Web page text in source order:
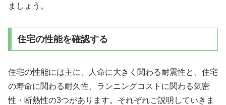
ましょう。
住宅の性能を確認する
住宅の性能には主に、人命に大きく関わる耐震性と、住宅
の寿命に関わる耐久性、ランニングコストに関わる気密
性・断熱性の3つがあります。それぞれご説明していきま